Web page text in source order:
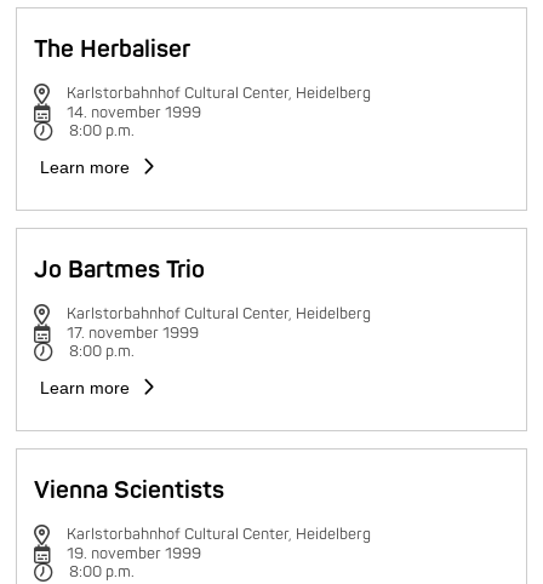
The Herbaliser
Karlstorbahnhof Cultural Center, Heidelberg
14. november 1999
8:00 p.m.
Learn more
Jo Bartmes Trio
Karlstorbahnhof Cultural Center, Heidelberg
17. november 1999
8:00 p.m.
Learn more
Vienna Scientists
Karlstorbahnhof Cultural Center, Heidelberg
19. november 1999
8:00 p.m.